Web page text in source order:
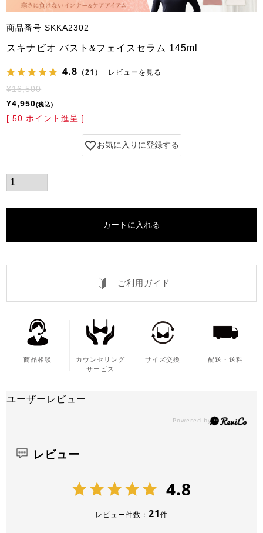
商品番号 SKKA2302
スキナビオ バスト&フェイスセラム 145ml
4.8 （21） レビューを見る
¥16,500
¥4,950 税込
[ 50 ポイント進呈 ]
お気に入りに登録する
カートに入れる
ご利用ガイド
商品相談
カウンセリング
サービス
サイズ交換 配送・送料
ユーザーレビュー
レビュー
4.8
レビュー件数： 21件